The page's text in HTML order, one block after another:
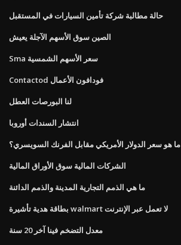
حالة مطالبة شركة تأمين السيارات في المستقبل
الصين سوق الأسهم الآجلة يعيش
Sma سعر الأسهم الشمسية
Contactod فودافون الأعمال
لنا البورصات العطل
انتشار السندات أوروبا
ما هو سعر الدولار الأمريكي مقابل الفرنك السويسري؟
الشركات المالية سوق الأوراق المالية
ما هي الذمم التجارية المدينة والذمم الدائنة
بطاقة هدية تأشيرة walmart لا تعمل عبر الإنترنت
معدل التضخم فينا آخر 20 سنة